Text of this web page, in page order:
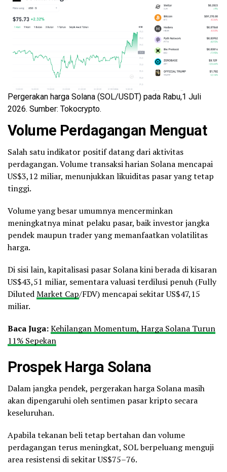
Pergerakan harga Solana (SOL/USDT) pada Rabu,1 Juli
2026. Sumber: Tokocrypto.
Volume Perdagangan Menguat
Salah satu indikator positif datang dari aktivitas
perdagangan. Volume transaksi harian Solana mencapai
US$3,12 miliar, menunjukkan likuiditas pasar yang tetap
tinggi.
Volume yang besar umumnya mencerminkan
meningkatnya minat pelaku pasar, baik investor jangka
pendek maupun trader yang memanfaatkan volatilitas
harga.
Di sisi lain, kapitalisasi pasar Solana kini berada di kisaran
US$43,51 miliar, sementara valuasi terdilusi penuh (Fully
DilutedMarket Cap/FDV) mencapai sekitar US$47,15
miliar.
Baca Juga:Kehilangan Momentum, Harga Solana Turun
11% Sepekan
Prospek Harga Solana
Dalam jangka pendek, pergerakan harga Solana masih
akan dipengaruhi oleh sentimen pasar kripto secara
keseluruhan.
Apabila tekanan beli tetap bertahan dan volume
perdagangan terus meningkat, SOL berpeluang menguji
area resistensi di sekitar US$75–76.